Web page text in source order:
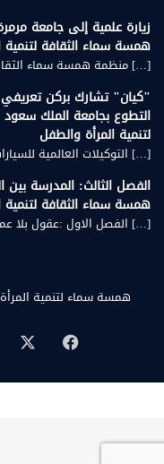
همسة سماء الثقافة لتنمية
[…] منظمة همسة سماء
"كيان" تشارك بركن
التطوع بجامعة الملك
لتنمية المرأة والطفل
[…] التوكيلات العالمية
الفصل الثالث: المدرسة
همسة سماء الثقافة لتنمية
[…] الفصل الاول :عقول بلا
همسة سماء لتنمية
فيسبوك